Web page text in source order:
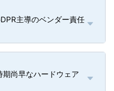
主導のベンダー責任
尚早なハードウェア